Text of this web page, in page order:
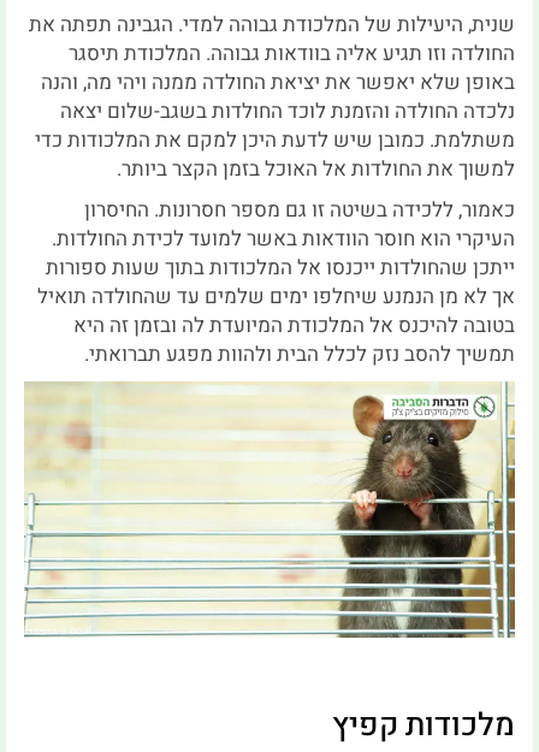
שנית, היעילות של המלכודת גבוהה למדי. הגבינה תפתה את
החולדה וזו תגיע אליה בוודאות גבוהה. המלכודת תיסגר
באופן שלא יאפשר את יציאת החולדה ממנה ויהי מה, והנה
נלכדה החולדה והזמנת לוכד החולדות בשגב-שלום יצאה
משתלמת. כמובן שיש לדעת היכן למקם את המלכודות כדי
למשוך את החולדות אל האוכל בזמן הקצר ביותר.
כאמור, ללכידה בשיטה זו גם מספר חסרונות. החיסרון
העיקרי הוא חוסר הוודאות באשר למועד לכידת החולדות.
ייתכן שהחולדות ייכנסו אל המלכודות בתוך שעות ספורות
אך לא מן הנמנע שיחלפו ימים שלמים עד שהחולדה תואיל
בטובה להיכנס אל המלכודת המיועדת לה ובזמן זה היא
תמשיך להסב נזק לכלל הבית ולהוות מפגע תברואתי.
מלכודות קפיץ